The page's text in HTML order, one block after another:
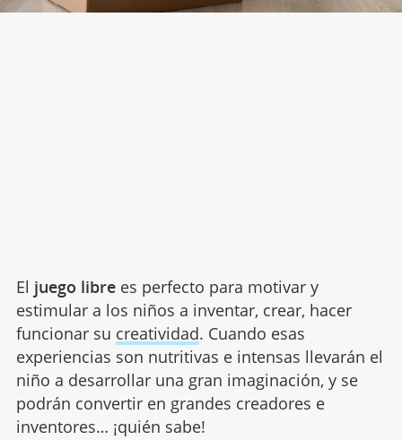
El juego librees perfecto para motivar y
estimular a los niños a inventar, crear, hacer
funcionar su creatividad. Cuando esas
experiencias son nutritivas e intensas llevarán el
niño a desarrollar una gran imaginación, y se
podrán convertir en grandes creadores e
inventores… ¡quién sabe!